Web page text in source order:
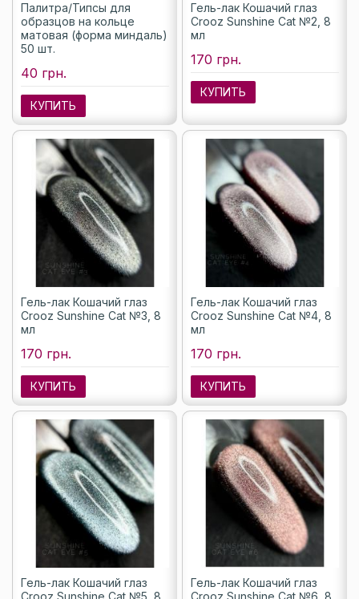
Палитра/Типсы для
образцов на кольце
матовая (форма миндаль)
50 шт.
40 грн.
КУПИТЬ
Гель-лак Кошачий глаз
Crooz Sunshine Cat №2, 8
мл
170 грн.
КУПИТЬ
Гель-лак Кошачий глаз
Crooz Sunshine Cat №3, 8
мл
170 грн.
КУПИТЬ
Гель-лак Кошачий глаз
Crooz Sunshine Cat №4, 8
мл
170 грн.
КУПИТЬ
Гель-лак Кошачий глаз
Гель-лак Кошачий глаз